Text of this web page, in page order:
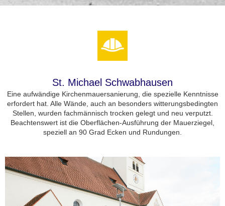
St. Michael Schwabhausen
Eine aufwändige Kirchenmauersanierung, die spezielle Kenntnisse
erfordert hat. Alle Wände, auch an besonders witterungsbedingten
Stellen, wurden fachmännisch trocken gelegt und neu verputzt.
Beachtenswert ist die Oberflächen-Ausführung der Mauerziegel,
speziell an 90 Grad Ecken und Rundungen.